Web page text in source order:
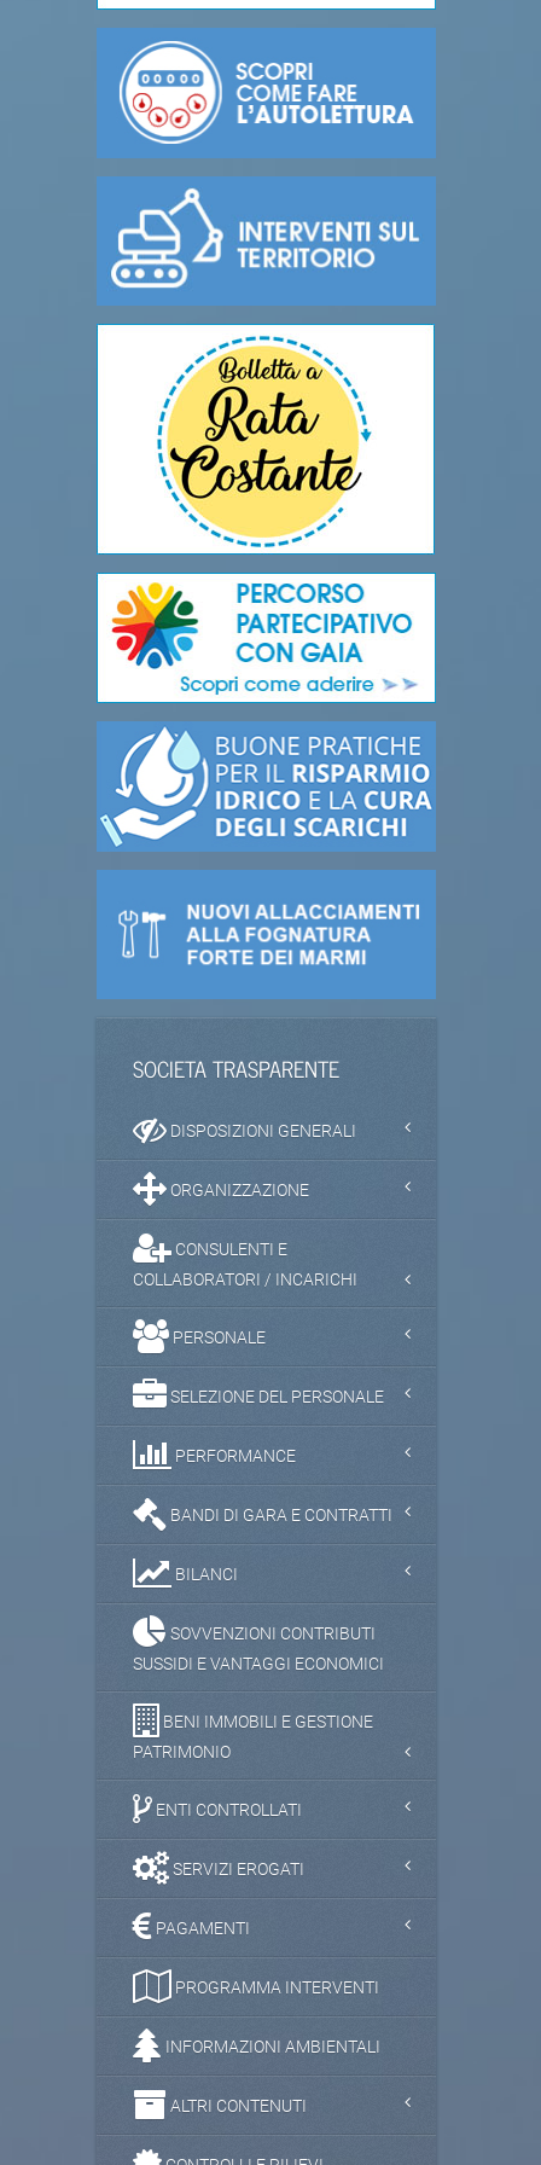
SOCIETA TRASPARENTE
DISPOSIZIONI GENERALI
ORGANIZZAZIONE
CONSULENTI E
COLLABORATORI / INCARICHI
PERSONALE
SELEZIONE DEL PERSONALE
PERFORMANCE
BANDI DI GARA E CONTRATTI
BILANCI
SOVVENZIONI CONTRIBUTI
SUSSIDI E VANTAGGI ECONOMICI
BENI IMMOBILI E GESTIONE
PATRIMONIO
ENTI CONTROLLATI
SERVIZI EROGATI
PAGAMENTI
PROGRAMMA INTERVENTI
INFORMAZIONI AMBIENTALI
ALTRI CONTENUTI